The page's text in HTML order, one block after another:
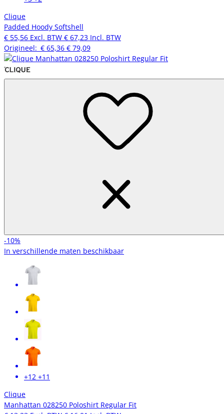
Clique
Padded Hoody Softshell
€ 55,56 Excl. BTW € 67,23 Incl. BTW
Origineel: € 65,36 € 79,09
-10%
In verschillende maten beschikbaar
+12 +11
Clique
Manhattan 028250 Poloshirt Regular Fit